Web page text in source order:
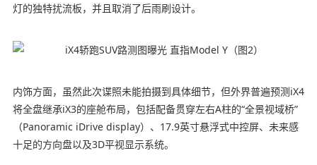
灯的独特扰流板，并且取消了后雨刷设计。
内饰方面，虽然此次谍照未能拍摄到具体细节，但外界普遍预测iX4
将全盘继承iX3的座舱布局，包括配备贯穿左右A柱的“全景视域桥”
（Panoramic iDrive display）、17.9英寸悬浮式中控屏、未来感
十足的方向盘以及3D平视显示系统。